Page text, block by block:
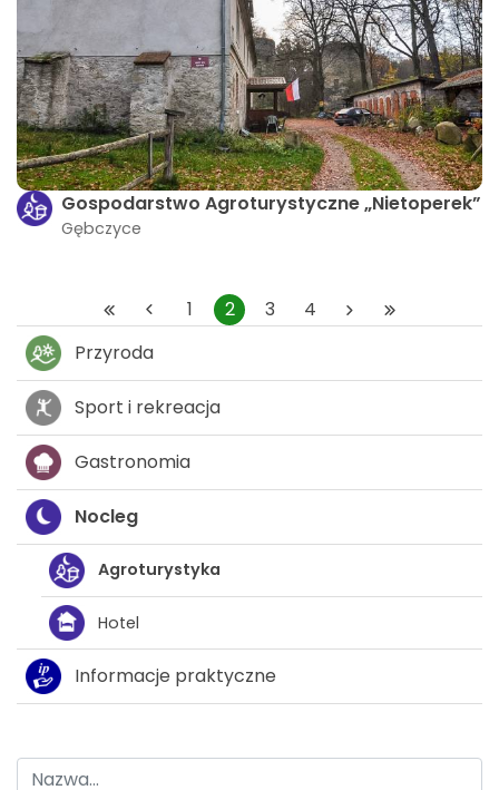
Gospodarstwo Agroturystyczne „Nietoperek”
Gębczyce
1 2 3
4
Przyroda
Sport i rekreacja
Gastronomia
Nocleg
Agroturystyka
Hotel
Informacje praktyczne